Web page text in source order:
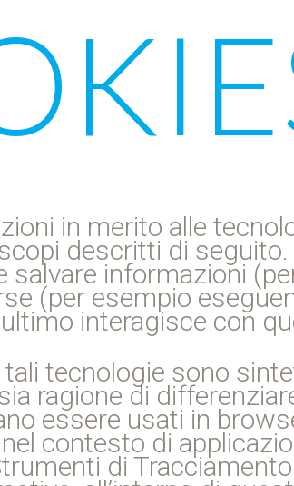
in merito alle
descritti di seguito.
salvare informazioni
(per esempio
interagisce con
tecnologie sono
ragione di
essere usati in
contesto di
di